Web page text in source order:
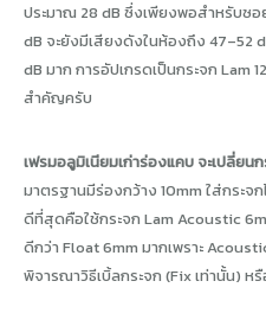
ประมาณ 28 dB ซึ่งเพียงพอสำหรับซ
dB จะยังมีเสียงดังในห้องถึง 47–52
dB มาก การอัปเกรดเป็นกระจก Lam
สำคัญครับ
เฟรมอลูมิเนียมเก่าร่องแคบ จะเปลี่ยน
มาตรฐานมีร่องกว้าง 10mm ใส่กระ
ดีที่สุดคือใช้กระจก Lam Acoustic
ดีกว่า Float 6mm มากเพราะ
พิจารณาวิธีเบิ้ลกระจก (Fix เท่านั้น) ห